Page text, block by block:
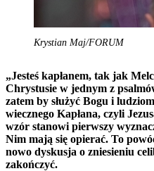
Krystian Maj/FORUM
„Jesteś kapłanem, tak jak
Chrystusie w jednym z
zatem by służyć Bogu i
wiecznego Kapłana, czyli
wzór stanowi pierwszy
Nim mają się opierać. To
nowo dyskusja o zniesieniu
zakończyć.